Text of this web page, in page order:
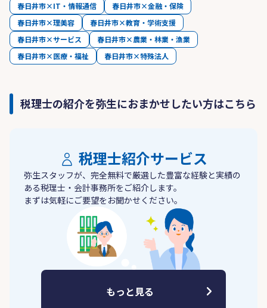
春日井市×IT・情報通信
春日井市×金融・保険
春日井市×理美容
春日井市×教育・学術支援
春日井市×サービス
春日井市×農業・林業・漁業
春日井市×医療・福祉
春日井市×特殊法人
税理士の紹介を弥生におまかせしたい方はこちら
税理士紹介サービス
弥生スタッフが、完全無料で厳選した豊富な経験と実績の
ある税理士・会計事務所をご紹介します。
まずは気軽にご要望をお聞かせください。
もっと見る